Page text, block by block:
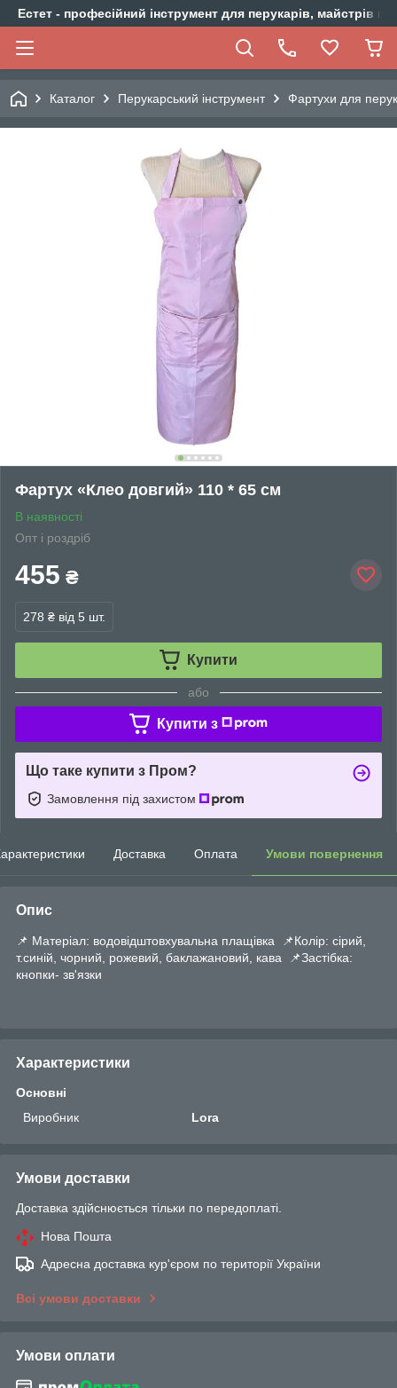
Естет - професійний інструмент для перукарів, майстрів
Каталог Перукарський інструмент Фартухи для
Фартух «Клео довгий» 110 * 65 см
В наявності
Опт і роздріб
455 ₴
278 ₴ від 5 шт.
Купити
або
Купити з
Що таке купити з Пром?
Замовлення під захистом
Доставка Оплата Умови повернення
Опис
📌 Матеріал: водовідштовхувальна плащівка 📌Колір: сірий,
т.синій, чорний, рожевий, баклажановий, кава 📌Застібка:
кнопки- зв'язки
Характеристики
Основні
Виробник
Lora
Умови доставки
Доставка здійснюється тільки по передоплаті.
Нова Пошта
Адресна доставка кур'єром по території України
Всі умови доставки
Умови оплати